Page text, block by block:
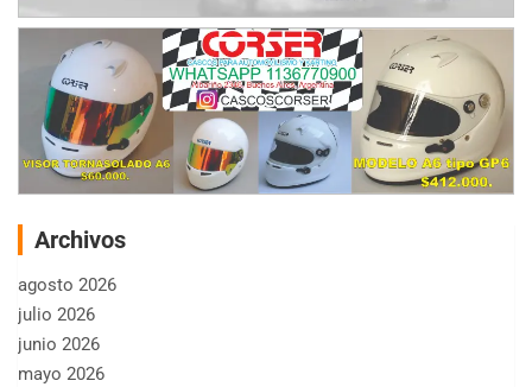
Archivos
agosto 2026
julio 2026
junio 2026
mayo 2026